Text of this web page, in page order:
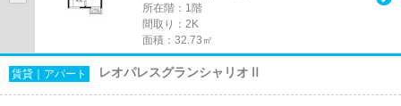
所在階：1階
間取り：2K
面積：32.73㎡
賃貸｜アパート レオパレスグランシャリオⅡ